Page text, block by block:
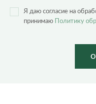
Я даю согласие на
принимаю
Политику